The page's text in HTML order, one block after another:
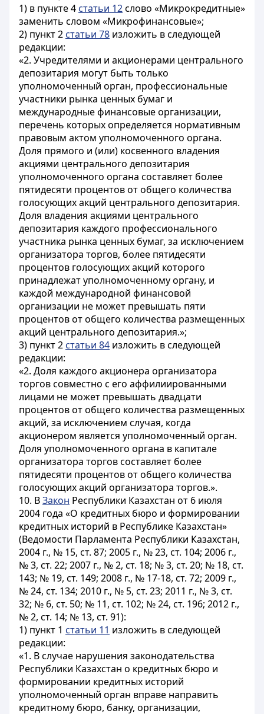
1) в пункте 4 статьи 12слово «Микрокредитные»
заменить словом «Микрофинансовые»;
2) пункт 2 статьи 78 изложить в следующей
редакции:
«2. Учредителями и акционерами центрального
депозитария могут быть только
уполномоченный орган, профессиональные
участники рынка ценных бумаг и
международные финансовые организации,
перечень которых определяется нормативным
правовым актом уполномоченного органа.
Доля прямого и (или) косвенного владения
акциями центрального депозитария
уполномоченного органа составляет более
пятидесяти процентов от общего количества
голосующих акций центрального депозитария.
Доля владения акциями центрального
депозитария каждого профессионального
участника рынка ценных бумаг, за исключением
организатора торгов, более пятидесяти
процентов голосующих акций которого
принадлежат уполномоченному органу, и
каждой международной финансовой
организации не может превышать пяти
процентов от общего количества размещенных
акций центрального депозитария.»;
3) пункт 2 статьи 84 изложить в следующей
редакции:
«2. Доля каждого акционера организатора
торгов совместно с его аффилиированными
лицами не может превышать двадцати
процентов от общего количества размещенных
акций, за исключением случая, когда
акционером является уполномоченный орган.
Доля уполномоченного органа в капитале
организатора торгов составляет более
пятидесяти процентов от общего количества
голосующих акций организатора торгов.».
10. ВЗакон Республики Казахстан от 6 июля
2004 года «О кредитных бюро и формировании
кредитных историй в Республике Казахстан»
(Ведомости Парламента Республики Казахстан,
2004 г., № 15, ст. 87; 2005 г., № 23, ст. 104; 2006 г.,
№ 3, ст. 22; 2007 г., № 2, ст. 18; № 3, ст. 20; № 18, ст.
143; № 19, ст. 149; 2008 г., № 17-18, ст. 72; 2009 г.,
№ 24, ст. 134; 2010 г., № 5, ст. 23; 2011 г., № 3, ст.
32; № 6, ст. 50; № 11, ст. 102; № 24, ст. 196; 2012 г.,
№ 2, ст. 14; № 13, ст. 91):
1) пункт 1 статьи 11 изложить в следующей
редакции:
«1. В случае нарушения законодательства
Республики Казахстан о кредитных бюро и
формировании кредитных историй
уполномоченный орган вправе направить
кредитному бюро, банку, организации,